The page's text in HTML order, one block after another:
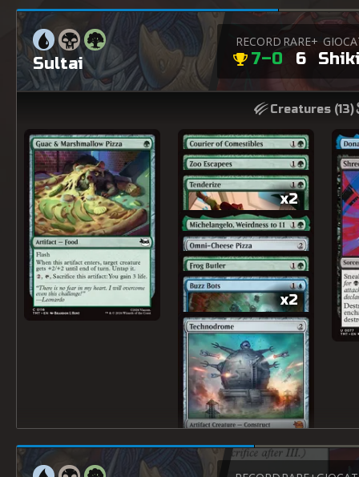
Sultai
RECORD
7–0
RARE+
6
Creatures (13)
x2
x2